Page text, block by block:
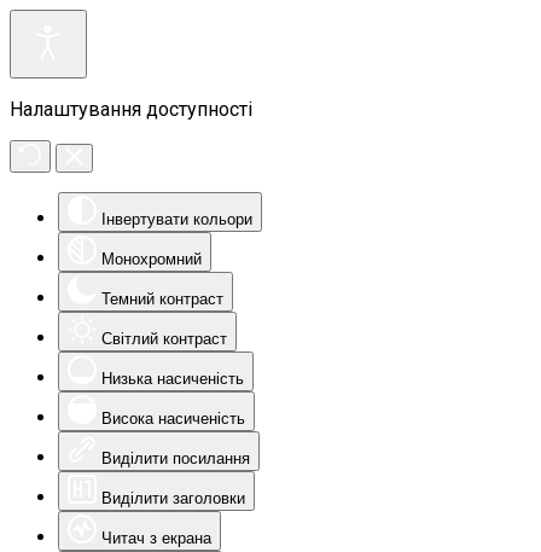
Налаштування доступності
Інвертувати кольори
Монохромний
Темний контраст
Світлий контраст
Низька насиченість
Висока насиченість
Виділити посилання
Виділити заголовки
Читач з екрана